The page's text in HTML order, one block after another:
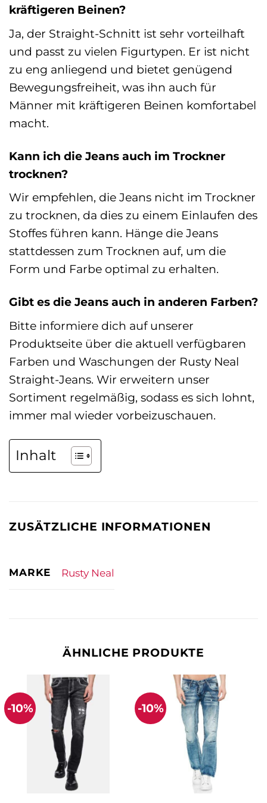
kräftigeren Beinen?
Ja, der Straight-Schnitt ist sehr vorteilhaft
und passt zu vielen Figurtypen. Er ist nicht
zu eng anliegend und bietet genügend
Bewegungsfreiheit, was ihn auch für
Männer mit kräftigeren Beinen komfortabel
macht.
Kann ich die Jeans auch im Trockner
trocknen?
Wir empfehlen, die Jeans nicht im Trockner
zu trocknen, da dies zu einem Einlaufen des
Stoffes führen kann. Hänge die Jeans
stattdessen zum Trocknen auf, um die
Form und Farbe optimal zu erhalten.
Gibt es die Jeans auch in anderen Farben?
Bitte informiere dich auf unserer
Produktseite über die aktuell verfügbaren
Farben und Waschungen der Rusty Neal
Straight-Jeans. Wir erweitern unser
Sortiment regelmäßig, sodass es sich lohnt,
immer mal wieder vorbeizuschauen.
Inhalt
ZUSÄTZLICHE INFORMATIONEN
MARKE Rusty Neal
ÄHNLICHE PRODUKTE
-10% -10%